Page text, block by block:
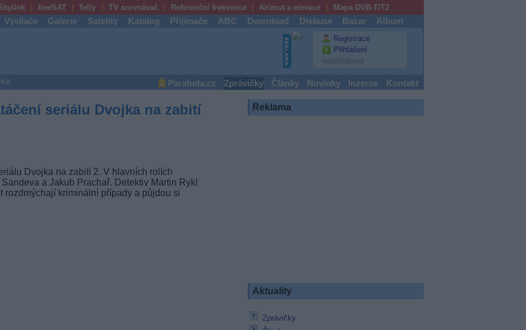
freeSAT Telly TV srovnávač Referenční frekvence Azimut a elevace Mapa DVB-T/T2
Vysílače Galerie Satelity Katalog Přijímače ABC Download Diskuse Bazar Album
Registrace
Přihlášení
nepřihlášený
Parabola.cz Zprávičky Články Novinky Inzerce Kontakt
seriálu Dvojka na zabití
Dvojka na zabití 2. V hlavních rolích
a Jakub Prachař. Detektiv Martin Rykl
rozdmýchají kriminální případy a půjdou si
Reklama
Aktuality
Zprávičky